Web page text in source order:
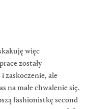
więc
zostały
zaskoczenie, ale
na małe chwalenie się.
fashionistkę second